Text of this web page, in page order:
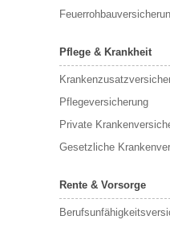
Pflege & Krankheit
Pflegeversicherung
Private
Gesetzliche
Rente & Vorsorge